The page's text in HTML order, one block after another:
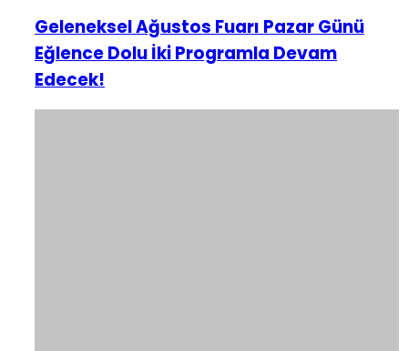
Geleneksel Ağustos Fuarı Pazar Günü
Eğlence Dolu İki Programla Devam
Edecek!